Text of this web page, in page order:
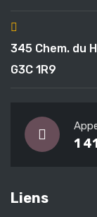
345 Chem. du
G3C 1R9
1
Liens